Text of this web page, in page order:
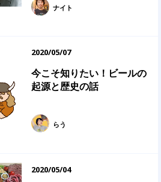
ナイト
2020/05/07
今こそ知りたい！ビールの
起源と歴史の話
らう
2020/05/04